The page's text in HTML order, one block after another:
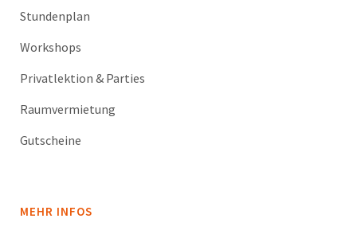
Stundenplan
Workshops
Privatlektion & Parties
Raumvermietung
Gutscheine
MEHR INFOS